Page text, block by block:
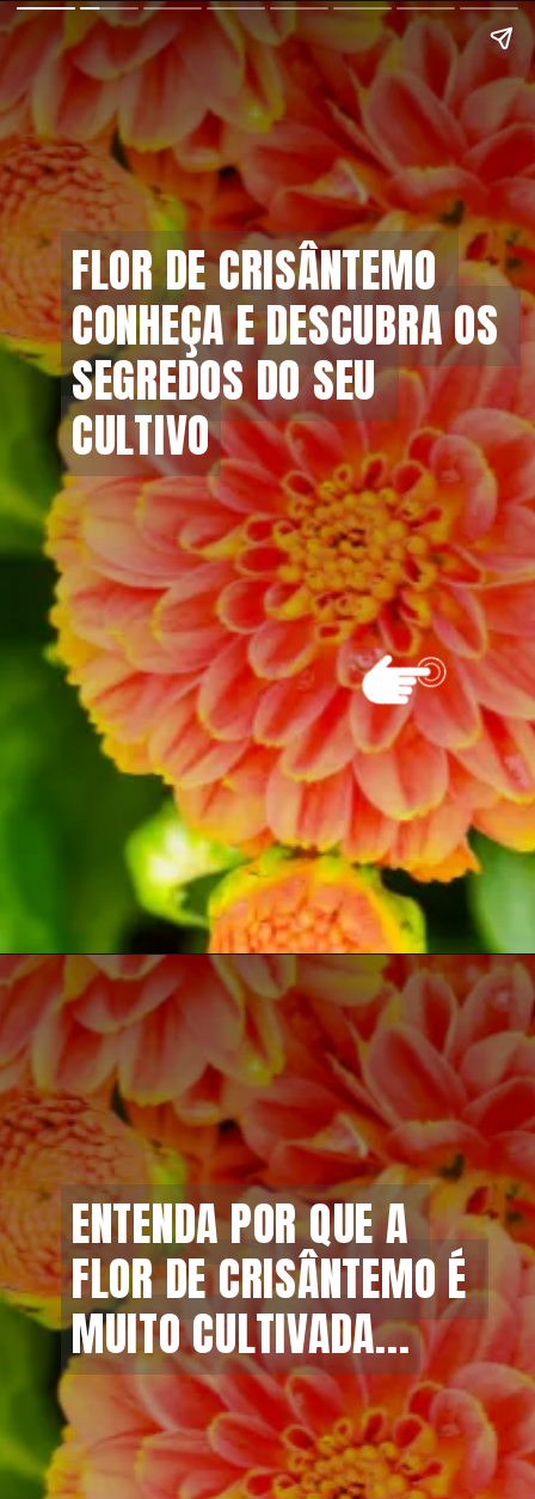
FLOR DE CRISÂNTEMO
CONHEÇA E DESCUBRA OS
SEGREDOS DO SEU
CULTIVO
FLOR DE CRISÂNTEMO
CONHEÇA E DESCUBRA OS
SEGREDOS DO SEU
CULTIVO
ENTENDA POR QUE A
FLOR DE CRISÂNTEMO É
MUITO CULTIVADA...
ENTENDA POR QUE A
FLOR DE CRISÂNTEMO É
MUITO CULTIVADA...